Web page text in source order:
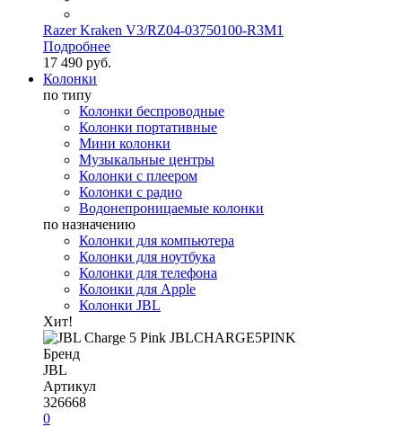
Razer Kraken V3/RZ04-03750100-R3M1
Подробнее
17 490 руб.
Колонки
по типу
Колонки беспроводные
Колонки портативные
Мини колонки
Музыкальные центры
Колонки с плеером
Колонки с радио
Водонепроницаемые колонки
по назначению
Колонки для компьютера
Колонки для ноутбука
Колонки для телефона
Колонки для Apple
Колонки JBL
Хит!
Бренд
JBL
Артикул
326668
0